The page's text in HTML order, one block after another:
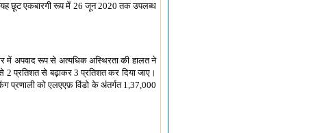
यह छूट एकबारगी रूप में 26 जून 2020 तक उपलब्ध
में अपवाद रूप से अत्यधिक अस्थिरता की हालत ने
2 प्रतिशत से बढ़ाकर 3 प्रतिशत कर दिया जाए।
प्रणाली को एलएएफ़ विंडो के अंतर्गत 1,37,000